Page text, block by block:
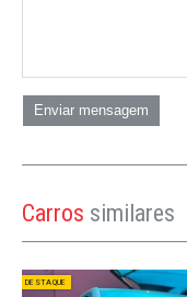
Enviar mensagem
Carros similares
DESTAQUE